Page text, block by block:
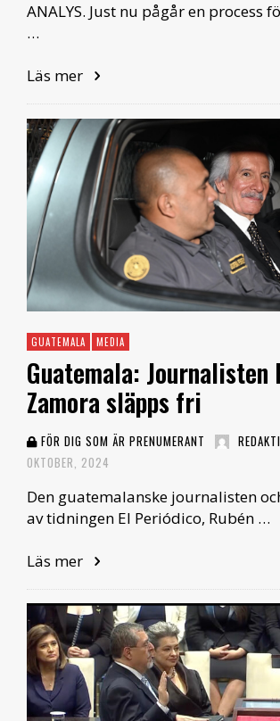
ANALYS. Just nu pågår en process
…
Läs mer
GUATEMALA MEDIA
Guatemala: Journalisten
Zamora släpps fri
FÖR DIG SOM ÄR PRENUMERANT
OKTOBER, 2024
Den guatemalanske journalisten
av tidningen El Periódico, Rubén …
Läs mer